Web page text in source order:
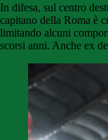
In difesa, sul centro
capitano della Roma è
limitando alcuni
scorsi anni. Anche ex